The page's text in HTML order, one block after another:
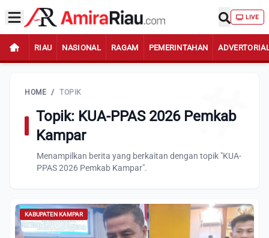
LIVE
RIAU NASIONAL RAGAM PEMERINTAHAN
HOME / TOPIK
Topik: KUA-PPAS 2026 Pemkab
Kampar
Menampilkan berita yang berkaitan dengan topik "KUA-
PPAS 2026 Pemkab Kampar".
KABUPATEN KAMPAR